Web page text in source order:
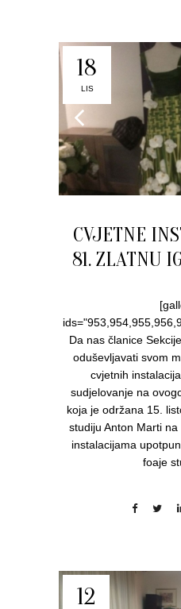
18
LIS
CVJETNE
81. ZLATNU
Da nas članice
oduševljavati svom
cvjetnih
sudjelovanje na
koja je održana 15.
studiju Anton Marti
instalacijama
foaje
12